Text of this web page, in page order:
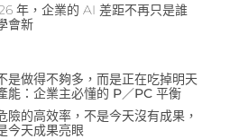
年，企業的 AI 差距不再只是誰
會新
是做得不夠多，而是正在吃掉明天
能：企業主必懂的 P／PC 平衡
險的高效率，不是今天沒有成果，
今天成果亮眼